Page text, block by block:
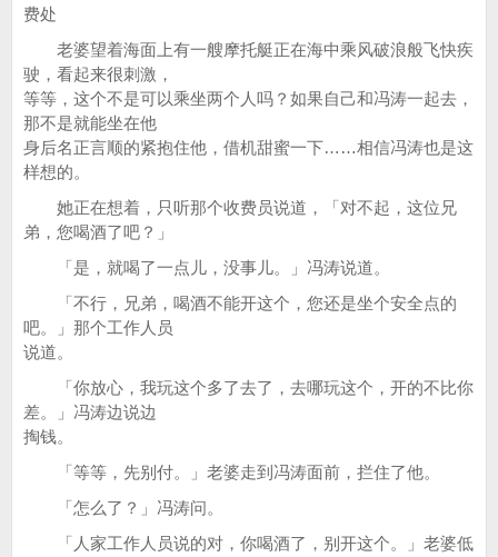
费处
老婆望着海面上有一艘摩托艇正在海中乘风破浪般飞快疾
驶，看起来很刺激，
等等，这个不是可以乘坐两个人吗？如果自己和冯涛一起去，
那不是就能坐在他
身后名正言顺的紧抱住他，借机甜蜜一下……相信冯涛也是这
样想的。
她正在想着，只听那个收费员说道，「对不起，这位兄
弟，您喝酒了吧？」
「是，就喝了一点儿，没事儿。」冯涛说道。
「不行，兄弟，喝酒不能开这个，您还是坐个安全点的
吧。」那个工作人员
说道。
「你放心，我玩这个多了去了，去哪玩这个，开的不比你
差。」冯涛边说边
掏钱。
「等等，先别付。」老婆走到冯涛面前，拦住了他。
「怎么了？」冯涛问。
「人家工作人员说的对，你喝酒了，别开这个。」老婆低